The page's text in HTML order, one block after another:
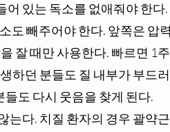
있는 독소를 없애줘야 한다
도 빼주어야 한다. 앞쪽은 압
잘 때만 사용한다. 빠르면 1
하던 분들도 질 내부가 부드
도 다시 웃음을 찾게 된다.